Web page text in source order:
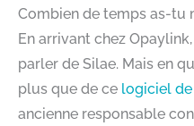
Combien de temps as-tu
En arrivant chez
parler de Silae. Mais en
plus que de ce logiciel
ancienne responsable